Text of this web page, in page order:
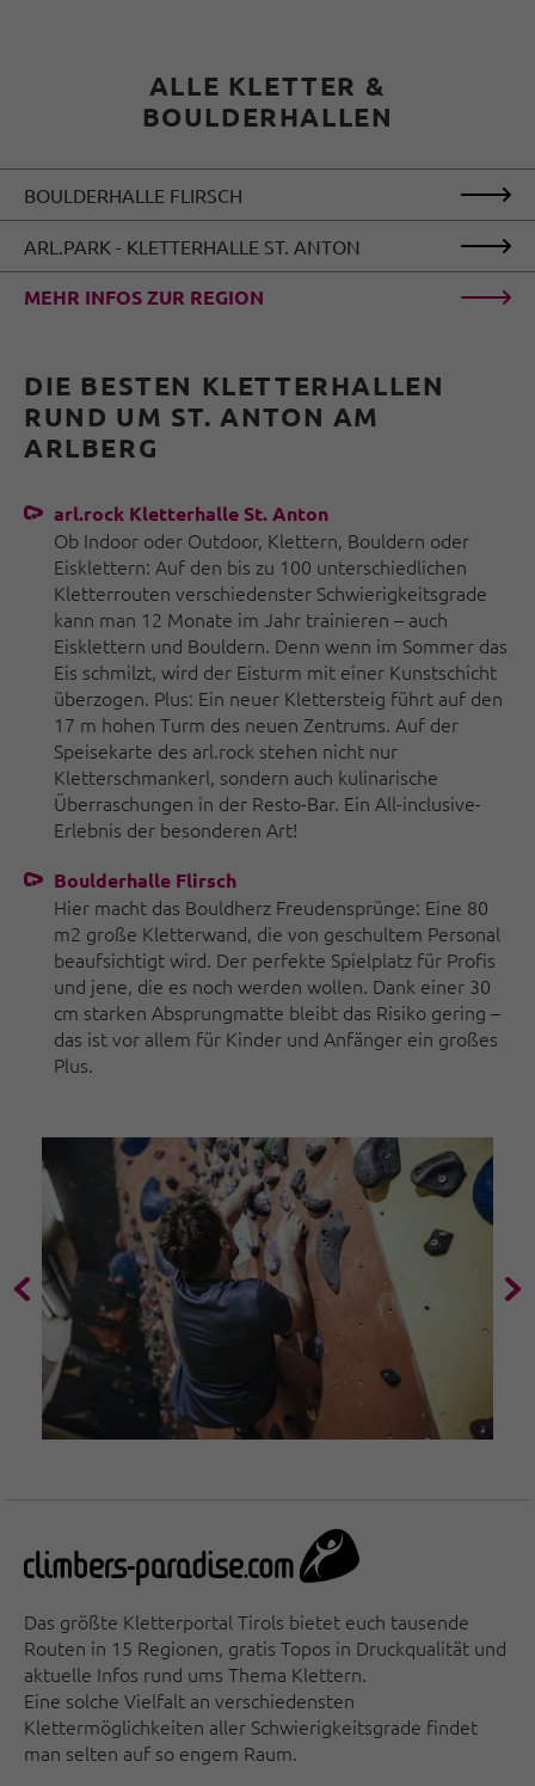
ALLE KLETTER &
BOULDERHALLEN
BOULDERHALLE FLIRSCH
ARL.PARK - KLETTERHALLE ST. ANTON
MEHR INFOS ZUR REGION
DIE BESTEN KLETTERHALLEN
RUND UM ST. ANTON AM
ARLBERG
arl.rock Kletterhalle St. Anton
Ob Indoor oder Outdoor, Klettern, Bouldern oder
Eisklettern: Auf den bis zu 100 unterschiedlichen
Kletterrouten verschiedenster Schwierigkeitsgrade
kann man 12 Monate im Jahr trainieren – auch
Eisklettern und Bouldern. Denn wenn im Sommer das
Eis schmilzt, wird der Eisturm mit einer Kunstschicht
überzogen. Plus: Ein neuer Klettersteig führt auf den
17 m hohen Turm des neuen Zentrums. Auf der
Speisekarte des arl.rock stehen nicht nur
Kletterschmankerl, sondern auch kulinarische
Überraschungen in der Resto-Bar. Ein All-inclusive-
Erlebnis der besonderen Art!
Boulderhalle Flirsch
Hier macht das Bouldherz Freudensprünge: Eine 80
m2 große Kletterwand, die von geschultem Personal
beaufsichtigt wird. Der perfekte Spielplatz für Profis
und jene, die es noch werden wollen. Dank einer 30
cm starken Absprungmatte bleibt das Risiko gering –
das ist vor allem für Kinder und Anfänger ein großes
Plus.
Das größte Kletterportal Tirols bietet euch tausende
Routen in 15 Regionen, gratis Topos in Druckqualität und
aktuelle Infos rund ums Thema Klettern.
Eine solche Vielfalt an verschiedensten
Klettermöglichkeiten aller Schwierigkeitsgrade findet
man selten auf so engem Raum.